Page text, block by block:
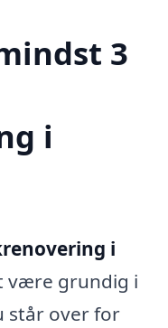
3
i
i
være grundig i
står over for